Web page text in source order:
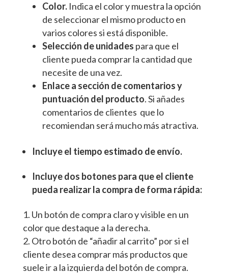
Color.Indica el color y muestra la opción
de seleccionar el mismo producto en
varios colores si está disponible.
Selección de unidades para que el
cliente pueda comprar la cantidad que
necesite de una vez.
Enlace a sección de comentarios y
puntuación del producto. Si añades
comentarios de clientes que lo
recomiendan será mucho más atractiva.
Incluye el tiempo estimado de envío.
Incluye dos botones para que el cliente
pueda realizar la compra de forma rápida:
Un botón de compra claro y visible en un
color que destaque a la derecha.
Otro botón de “añadir al carrito” por si el
cliente desea comprar más productos que
suele ir a la izquierda del botón de compra.